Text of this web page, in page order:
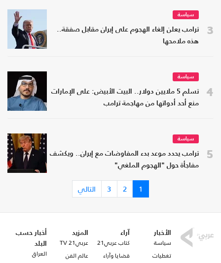
3
سياسة
ترامب يعلن إلغاء الهجوم على إيران مقابل صفقة..
هذه ملامحها
4
سياسة
تسلم 5 ملايين دولار.. البيت الأبيض: على الإمارات
منع أحد أدواتها من مهاجمة ترامب
5
سياسة
ترامب يحدد موعد بدء المفاوضات مع إيران.. ويكشف
مفاجأة حول "الهجوم الملغي"
1
2
3 التالي
الأخبار
سياسة
تغطيات
آراء
كتاب عربي21
قضايا وآراء
المزيد
عربي21 TV
عالم الفن
أخبار حسب
البلد
العراق